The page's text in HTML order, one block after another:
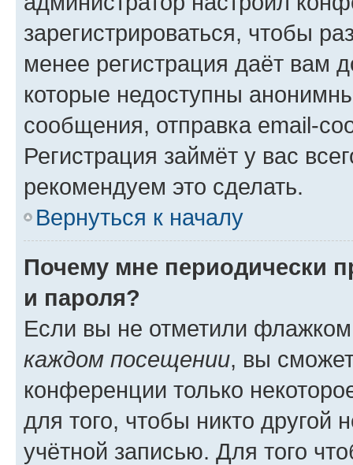
зарегистрироваться, чтобы
менее регистрация даёт вам
которые недоступны
сообщения, отправка email-
Регистрация займёт у вас
рекомендуем это сделать.
Вернуться к началу
Почему мне периодически
и пароля?
Если вы не отметили
каждом посещении, вы
конференции только
для того, чтобы никто другой
учётной записью. Для того